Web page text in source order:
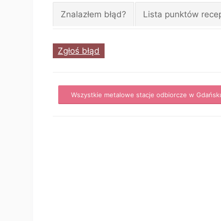
Znalazłem błąd? Lista punktów
Zgłoś błąd
Wszystkie metalowe stacje odbiorcze w